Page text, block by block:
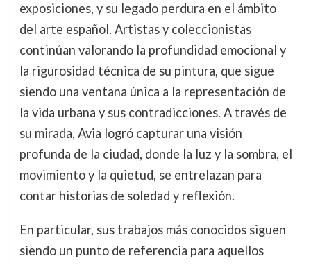
exposiciones, y su legado perdura en el ámbito
del arte español. Artistas y coleccionistas
continúan valorando la profundidad emocional y
la rigurosidad técnica de su pintura, que sigue
siendo una ventana única a la representación de
la vida urbana y sus contradicciones. A través de
su mirada, Avia logró capturar una visión
profunda de la ciudad, donde la luz y la sombra, el
movimiento y la quietud, se entrelazan para
contar historias de soledad y reflexión.
En particular, sus trabajos más conocidos siguen
siendo un punto de referencia para aquellos